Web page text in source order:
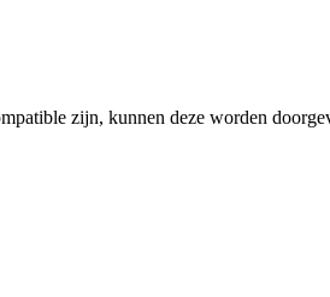
zijn, kunnen deze worden